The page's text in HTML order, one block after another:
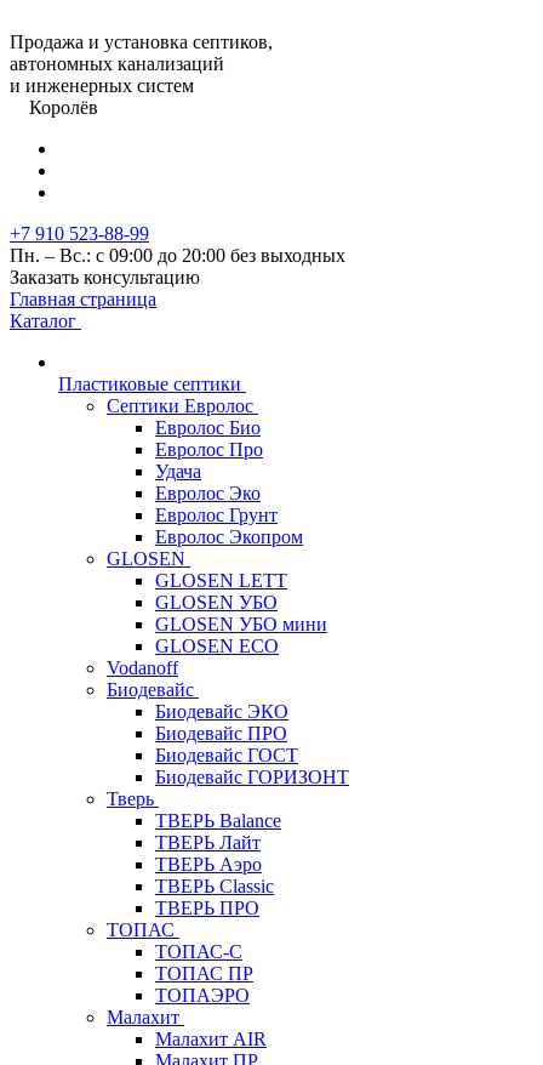
Продажа и установка септиков,
автономных канализаций
и инженерных систем
Королёв
+7 910 523-88-99
Пн. – Вс.: с 09:00 до 20:00 без выходных
Заказать консультацию
Главная страница
Каталог
Пластиковые септики
Септики Евролос
Евролос Био
Евролос Про
Удача
Евролос Эко
Евролос Грунт
Евролос Экопром
GLOSEN
GLOSEN LETT
GLOSEN УБО
GLOSEN УБО мини
GLOSEN ECO
Vodanoff
Биодевайс
Биодевайс ЭКО
Биодевайс ПРО
Биодевайс ГОСТ
Биодевайс ГОРИЗОНТ
Тверь
ТВЕРЬ Balance
ТВЕРЬ Лайт
ТВЕРЬ Аэро
ТВЕРЬ Classic
ТВЕРЬ ПРО
ТОПАС
ТОПАС-С
ТОПАС ПР
ТОПАЭРО
Малахит
Малахит AIR
Малахит ПР